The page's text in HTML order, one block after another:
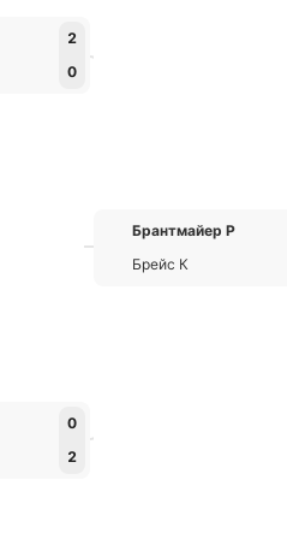
2
0
0
2
Брантмайер Р
Брейс К